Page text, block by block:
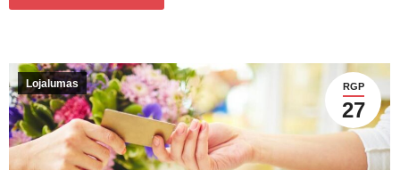
RGP
27
Lojalumas